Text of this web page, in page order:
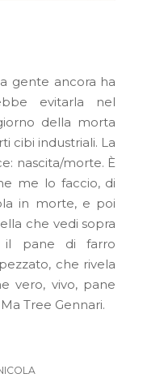
gente ancora ha
evitarla nel
della morta
cibi industriali. La
nascita/morte. È
me lo faccio, di
in morte, e poi
che vedi sopra
il pane di farro
che rivela
vero, vivo, pane
Tree Gennari.